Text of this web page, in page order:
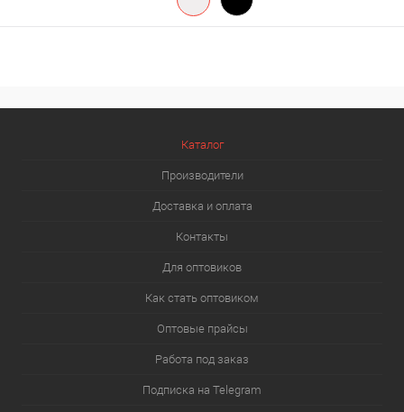
Каталог
Производители
Доставка и оплата
Контакты
Для оптовиков
Как стать оптовиком
Оптовые прайсы
Работа под заказ
Подписка на Telegram